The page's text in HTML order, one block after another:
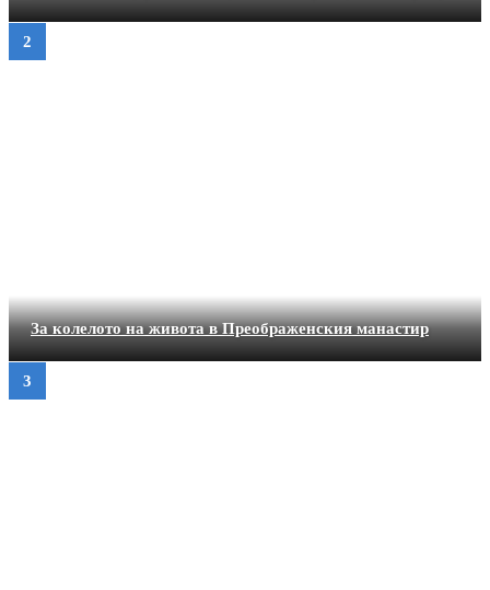
За колелото на живота в Преображенския манастир